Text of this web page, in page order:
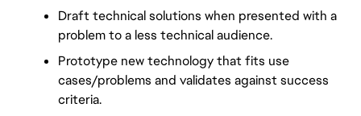
Draft technical solutions when presented with a
problem to a less technical audience.
Prototype new technology that fits use
cases/problems and validates against success
criteria.